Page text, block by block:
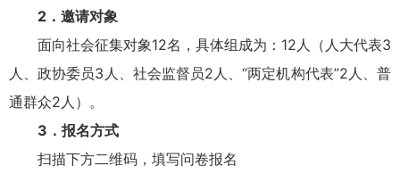
2．邀请对象
面向社会征集对象12名，具体组成为：12人（人大代表3
人、政协委员3人、社会监督员2人、“两定机构代表”2人、普
通群众2人）。
3．报名方式
扫描下方二维码，填写问卷报名